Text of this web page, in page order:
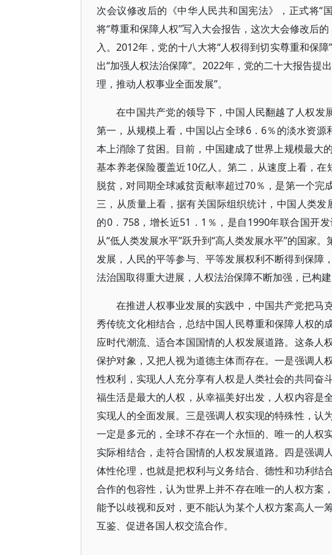
次会议修改后的《中华人民共和国宪法》，正式将“
将“尊重和保障人权”写入大会报告，这次大会修改后
入。2012年，党的十八大将“人权得到切实尊重和保
出“加强人权法治保障”。2022年，党的二十大报告提
理，推动人权事业全面发展”。
在中国共产党的领导下，中国人民翻越了人权发
第一，从规模上看，中国以占全球6．6％的淡水资
本上消除了贫困。目前，中国建成了世界上规模最大
基本养老保险覆盖近10亿人。第二，从速度上看，
脱贫，对同期全球减贫贡献率超过70％，是第一个
三，从质量上看，据有关国际组织统计，中国人类
的0．758，增长近51．1％，是自1990年联合国开
从“低人类发展水平”跃升到“高人类发展水平”的国家
发展，人民的平等参与、平等发展权利不断得到保障
法治国取得重大进展，人权法治保障不断加强，已构
在推进人权事业发展的实践中，中国共产党把马
秀传统文化相结合，总结中国人民尊重和保障人权的
应时代潮流、适合本国国情的人权发展道路。这条人
保护对象，又把人视为道德主体而存在。一是强调人
性权利，实现人人充分享有人权是人类社会的共同奋
福生活是最大的人权，从幸福美好出发，人权内容是
实现人的全面发展。三是强调人权实现的特殊性，认
一定是多元的，全球不存在一个永恒的、唯一的人权
实际相结合，走符合国情的人权发展道路。四是强调
体性伦理，也就是把权利与义务结合、德性和功利结
合作的包容性，认为世界上并不存在唯一的人权方案
能予以歧视和反对，更不能认为某个人权方案高人一
互鉴、促进各国人权交流合作。